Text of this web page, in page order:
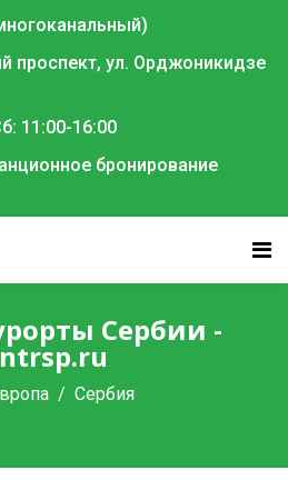
проспект, ул. Орджоникидзе
11:00-16:00
бронирование
Сербии -
Сербия